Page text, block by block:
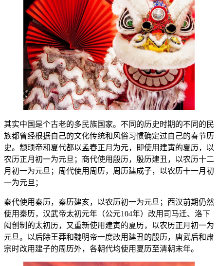
其实中国是个古老的多民族国家。不同的历史时期的不同的民
族都曾经根据自己的文化传统和风俗习惯确定过自己的春节历
史。颛顼帝和夏代都以孟春正月为元，即使用建寅的夏历，以
农历正月初一为元旦；商代使用殷历，殷历建丑，以农历十二
月初一为元旦；周代使用周历，周历建成子，以农历十一月初
一为元旦；
秦代使用秦历，秦历建亥，以农历初一为元旦；西汉前期仍然
使用秦历，汉武帝太初元年（公元104年）改用司马迁、洛下
闳创制的太初历，又重新使用建寅的夏历，以农历正月初一为
元旦。以后除王莽和魏明帝一度改用建丑的殷历，唐武后和肃
宗时改用建子的周历外，各朝代均使用夏历至清朝末年。